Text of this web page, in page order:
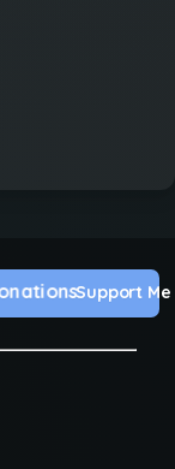
Support Me